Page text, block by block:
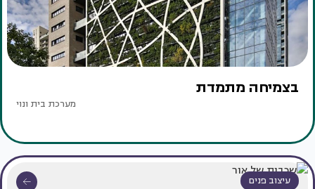
בצמיחה מתמדת
מערכת בית ונוי
עיצוב פנים